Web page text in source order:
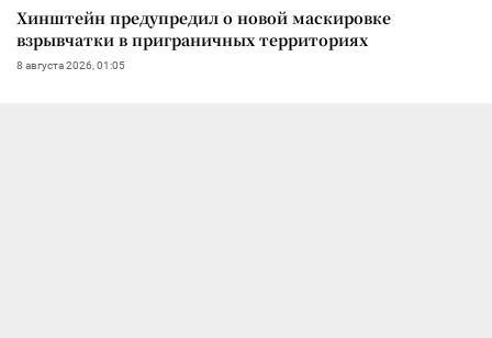
Хинштейн предупредил о новой маскировке
взрывчатки в приграничных территориях
8 августа 2026, 01:05